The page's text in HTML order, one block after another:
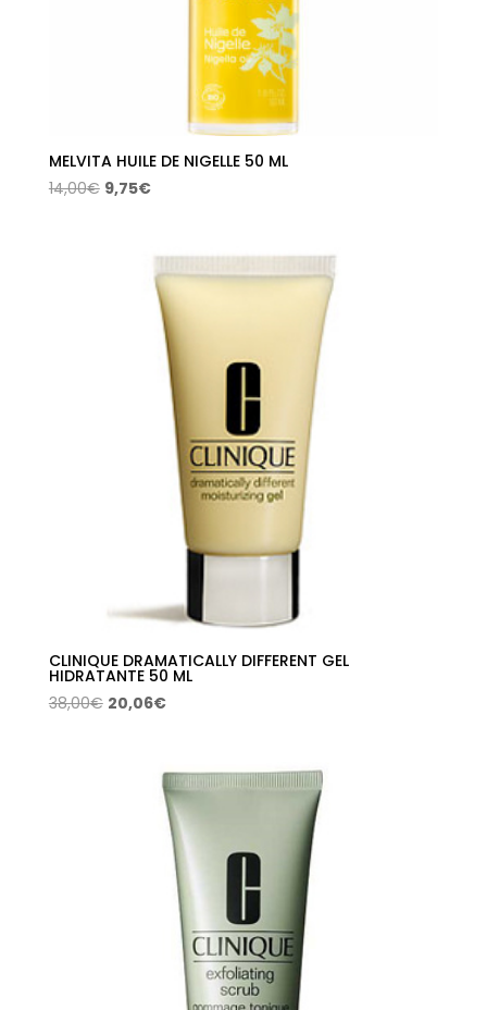
MELVITA HUILE DE NIGELLE 50 ML
14,00€ El
14,00€.
9,75€El
es:
9,75€.
CLINIQUE DRAMATICALLY DIFFERENT GEL
HIDRATANTE 50 ML
38,00€ El
38,00€.
20,06€El
es:
20,06€.